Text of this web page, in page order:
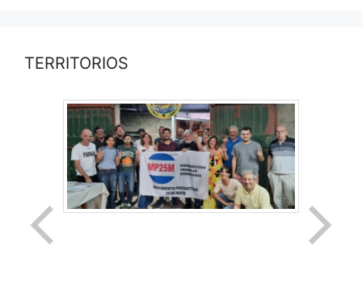
TERRITORIOS